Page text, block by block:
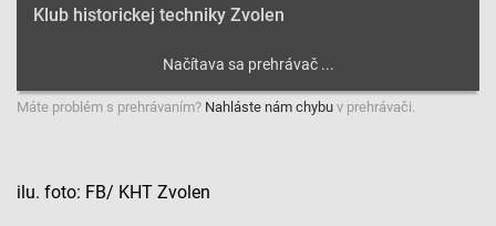
Klub historickej techniky Zvolen
Máte problém s prehrávaním? Nahláste nám chybu v prehrávači.
ilu. foto: FB/ KHT Zvolen